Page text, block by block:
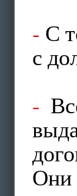
- С
с
-